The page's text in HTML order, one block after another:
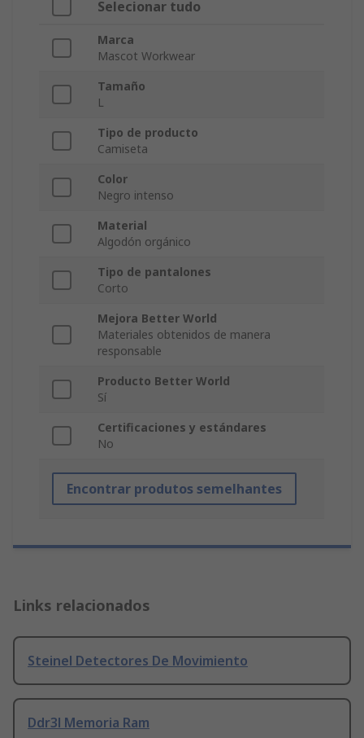
Selecionar tudo
Marca
Mascot Workwear
Tamaño
L
Tipo de producto
Camiseta
Color
Negro intenso
Material
Algodón orgánico
Tipo de pantalones
Corto
Mejora Better World
Materiales obtenidos de manera
responsable
Producto Better World
Sí
Certificaciones y estándares
No
Encontrar produtos semelhantes
Links relacionados
Steinel Detectores De Movimiento
Ddr3l Memoria Ram